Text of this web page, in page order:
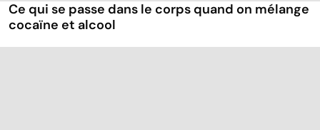
Ce qui se passe dans le corps quand on mélange
cocaïne et alcool